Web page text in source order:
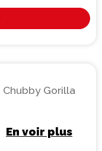
Chubby Gorilla
En voir plus